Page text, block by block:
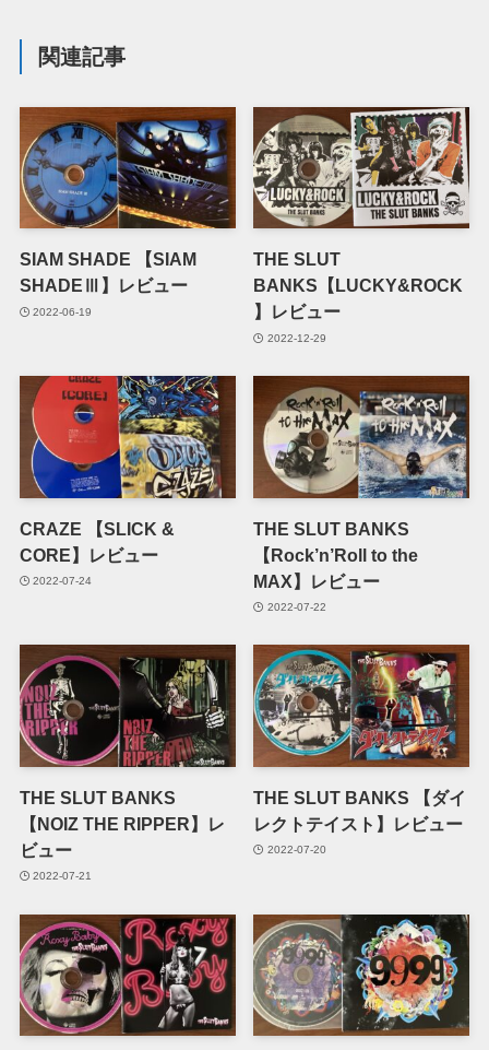
関連記事
SIAM SHADE 【SIAM
SHADEⅢ】レビュー
2022-06-19
THE SLUT
BANKS【LUCKY&ROCK
】レビュー
2022-12-29
CRAZE 【SLICK &
CORE】レビュー
2022-07-24
THE SLUT BANKS
【Rock’n’Roll to the
MAX】レビュー
2022-07-22
THE SLUT BANKS
【NOIZ THE RIPPER】レ
ビュー
2022-07-21
THE SLUT BANKS 【ダイ
レクトテイスト】レビュー
2022-07-20